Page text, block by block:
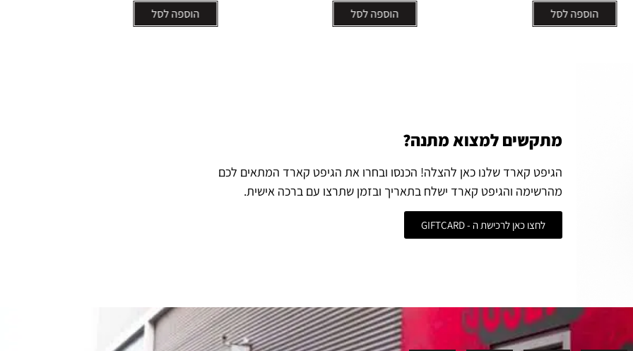
הוספה לסל הוספה לסל הוספה לסל
מתקשים למצוא מתנה?
הגיפט קארד שלנו כאן להצלה! הכנסו ובחרו את הגיפט קארד המתאים לכם
מהרשימה והגיפט קארד ישלח בתאריך ובזמן שתרצו עם ברכה אישית.
לחצו כאן לרכישת ה - GIFTCARD